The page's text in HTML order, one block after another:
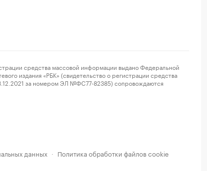
средства массовой информации выдано Федеральной
издания «РБК» (свидетельство о регистрации средства
за номером ЭЛ №ФС77-82385) сопровождаются
данных · Политика обработки файлов cookie